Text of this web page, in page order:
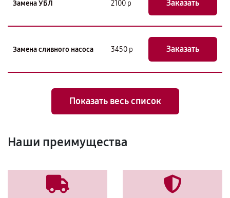
Замена УБЛ 2100 р Заказать
Замена сливного насоса 3450 р Заказать
Показать весь список
Наши преимущества